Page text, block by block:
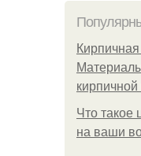
кирпичной
Что такое
на ваши